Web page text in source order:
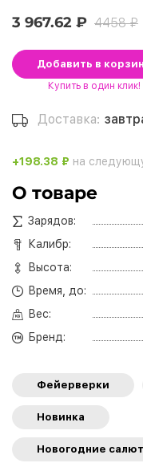
3 967.62 ₽ 4458 ₽
Добавить в
Купить в один клик!
Доставка:
+198.38 ₽ на
О товаре
Зарядов:
Калибр:
Высота:
Время, до:
Вес:
Бренд:
Фейерверки
Новинка
Новогодние